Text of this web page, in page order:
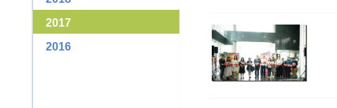
2017
2016